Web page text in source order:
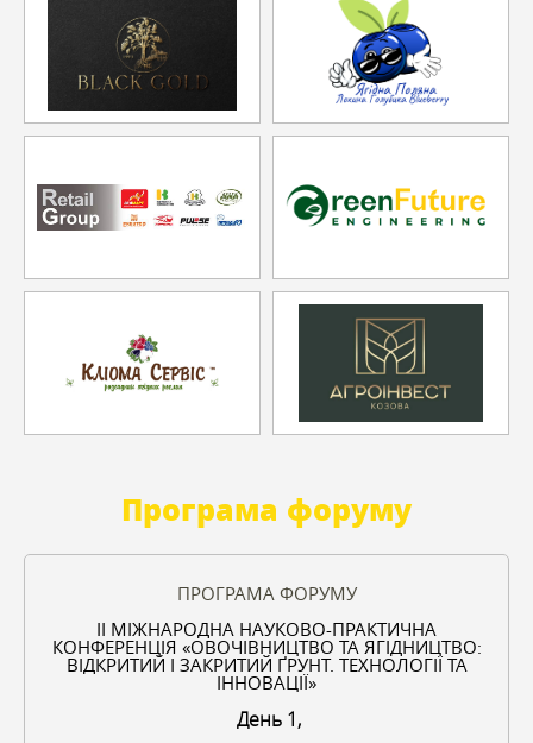
Програма форуму
ПРОГРАМА ФОРУМУ
II МІЖНАРОДНА НАУКОВО-ПРАКТИЧНА
КОНФЕРЕНЦІЯ «ОВОЧІВНИЦТВО ТА ЯГІДНИЦТВО:
ВІДКРИТИЙ І ЗАКРИТИЙ ҐРУНТ. ТЕХНОЛОГІЇ ТА
ІННОВАЦІЇ»
День 1,